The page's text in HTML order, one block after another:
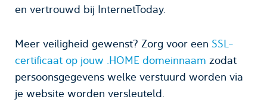
en vertrouwd bij InternetToday.
Meer veiligheid gewenst? Zorg voor een SSL-
certificaat op jouw .HOME domeinnaam zodat
persoonsgegevens welke verstuurd worden via
je website worden versleuteld.